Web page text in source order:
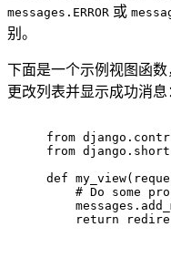
messages.ERROR 或
别。
下面是一个示例视图函数
更改列表并显示成功消息
from
from
def my_view(
# Do some
return